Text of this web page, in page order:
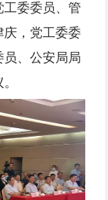
委委员、管
庆，党工委委
员、公安局局